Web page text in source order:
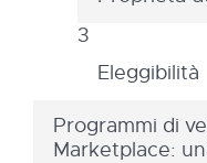
Eleggibilità
Programmi di
Marketplace: